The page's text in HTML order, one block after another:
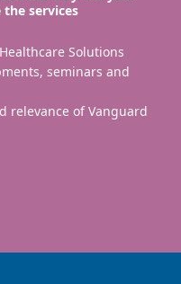
services
Solutions
seminars and
relevance of Vanguard